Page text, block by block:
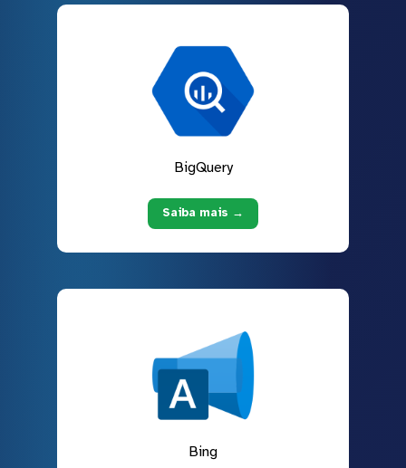
BigQuery
Saiba mais →
Bing